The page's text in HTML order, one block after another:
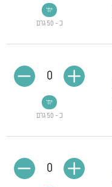
כ - 50 גרם
יח'
כ - 50 גרם
יח'
0
0